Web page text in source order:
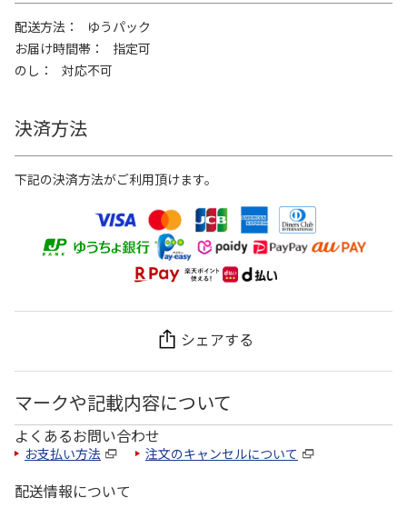
配送方法
ゆうパック
お届け時間帯
指定可
のし
対応不可
決済方法
下記の決済方法がご利用頂けます。
シェアする
マークや記載内容について
よくあるお問い合わせ
お支払い方法 注文のキャンセルについて
配送情報について